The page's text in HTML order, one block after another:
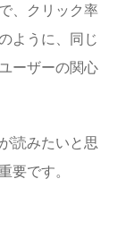
、クリック率
ように、同じ
ーザーの関心
読みたいと思
要です。